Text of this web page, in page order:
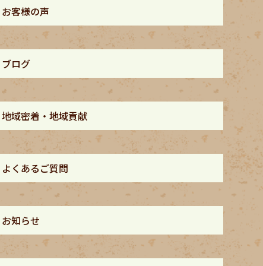
お客様の声
ブログ
地域密着・地域貢献
よくあるご質問
お知らせ